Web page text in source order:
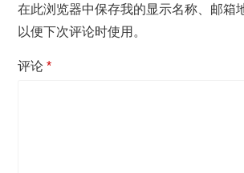
在此浏览器中保存我的显示名称、邮箱
以便下次评论时使用。
评论*